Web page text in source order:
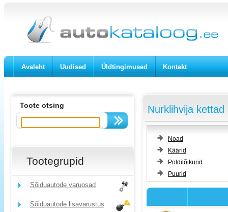
Avaleht Uudised Üldtingimused Kontakt
Toote otsing
Tootegrupid
Sõiduautode varuosad
Sõiduautode lisavarustus
Nurklihvija
Noad
Käärid
Poldilõikurid
Puurid